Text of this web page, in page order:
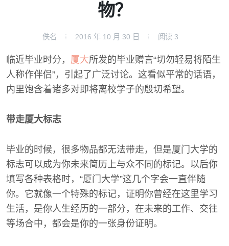
物？
佚名 2016 年 10 月 30 日 阅读 3
临近毕业时分， 厦大所发的毕业赠言“切勿轻易将陌生
人称作伴侣”，引起了广泛讨论。这看似平常的话语，
内里饱含着诸多对即将离校学子的殷切希望。
带走厦大标志
毕业的时候，很多物品都无法带走，但是厦门大学的
标志可以成为你未来简历上与众不同的标记。以后你
填写各种表格时，“厦门大学”这几个字会一直伴随
你。它就像一个特殊的标记，证明你曾经在这里学习
生活，是你人生经历的一部分，在未来的工作、交往
等场合中，都会是你的一张身份证明。